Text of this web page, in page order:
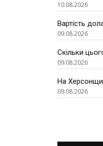
10.08.2026
Вартість
09.08.2026
Скільки
09.08.2026
На
09.08.2026